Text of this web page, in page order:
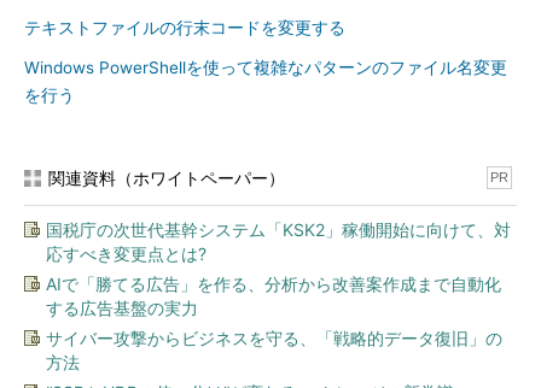
テキストファイルの行末コードを変更する
Windows PowerShellを使って複雑なパターンのファイル名変更
を行う
関連資料（ホワイトペーパー） PR
国税庁の次世代基幹システム「KSK2」稼働開始に向けて、対
応すべき変更点とは?
AIで「勝てる広告」を作る、分析から改善案作成まで自動化
する広告基盤の実力
サイバー攻撃からビジネスを守る、「戦略的データ復旧」の
方法